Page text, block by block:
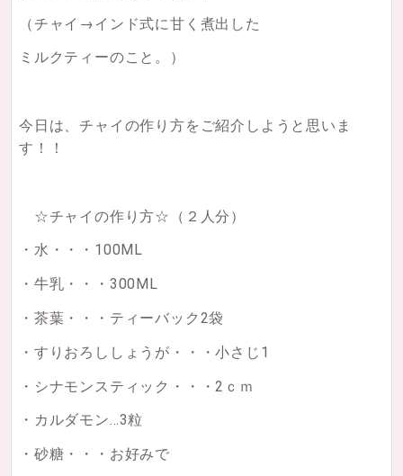
（チャイ→インド式に甘く煮出した
ミルクティーのこと。）
今日は、チャイの作り方をご紹介しようと思いま
す！！
☆チャイの作り方☆（２人分）
・水・・・100ML
・牛乳・・・300ML
・茶葉・・・ティーバック2袋
・すりおろししょうが・・・小さじ1
・シナモンスティック・・・2ｃｍ
・カルダモン…3粒
・砂糖・・・お好みで